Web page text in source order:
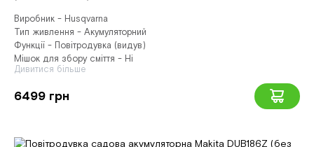
Виробник - Husqvarna
Тип живлення - Акумуляторний
Функції - Повітродувка (видув)
Мішок для збору сміття - Ні
Дивитися більше
6499 грн